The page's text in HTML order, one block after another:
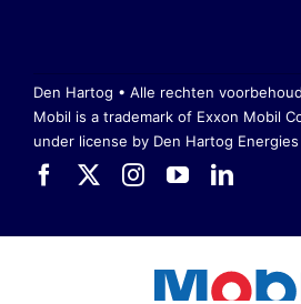
Den Hartog • Alle rechten
Mobil is a trademark of Exxon Mobil
under license by Den Hartog Energies